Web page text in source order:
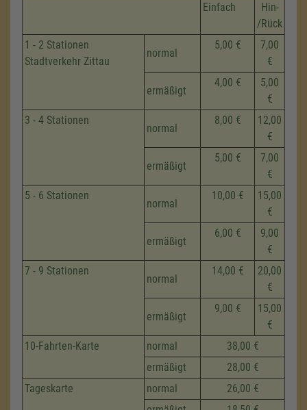
Einfach
Hin-
/Rück
1 - 2 Stationen
Stadtverkehr Zittau
normal
5,00 €
7,00
€
ermäßigt
4,00 €
5,00
€
3 - 4 Stationen
normal
8,00 €
12,00
€
ermäßigt
5,00 €
7,00
€
5 - 6 Stationen
normal
10,00 €
15,00
€
ermäßigt
6,00 €
9,00
€
7 - 9 Stationen
normal
14,00 €
20,00
€
ermäßigt
9,00 €
15,00
€
10-Fahrten-Karte
normal
38,00 €
ermäßigt
28,00 €
Tageskarte
normal
26,00 €